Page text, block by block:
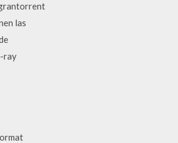
las
ray